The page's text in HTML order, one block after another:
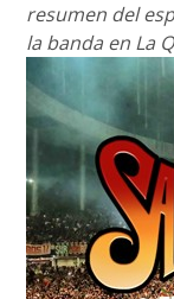
resumen del
la banda en La